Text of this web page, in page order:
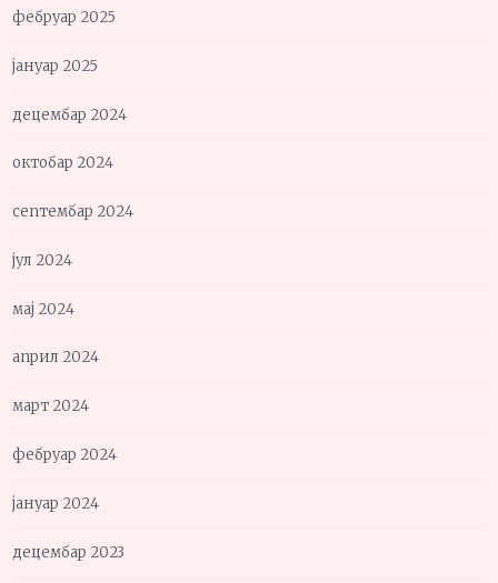
фебруар 2025
јануар 2025
децембар 2024
октобар 2024
септембар 2024
јул 2024
мај 2024
април 2024
март 2024
фебруар 2024
јануар 2024
децембар 2023